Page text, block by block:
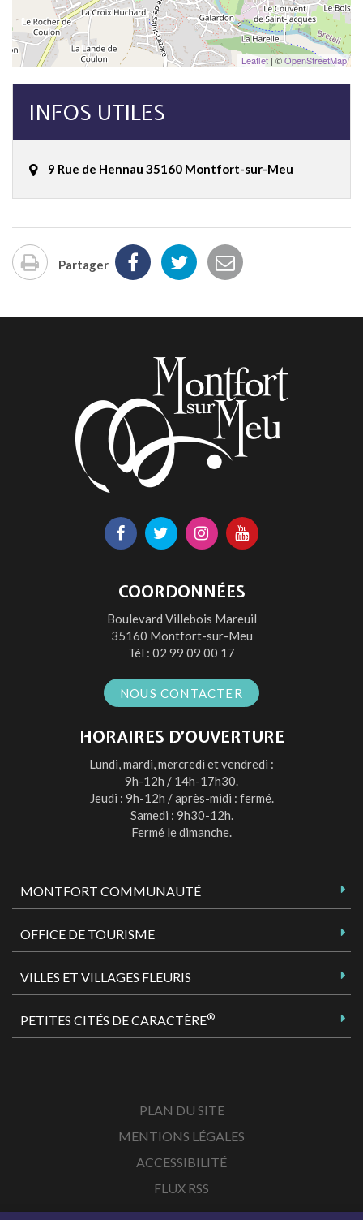
Leaflet| ©OpenStreetMap
INFOS UTILES
9 Rue de Hennau 35160 Montfort-sur-Meu
Imprimer
Partager
Lien
le
compte
Facebook
Lien
le
compte
Twitter
Lien
le
compte
Instagram
Lien
la
chaîne
Youtube
COORDONNÉES
Boulevard Villebois Mareuil
35160 Montfort-sur-Meu
Tél : 02 99 09 00 17
NOUS CONTACTER
HORAIRES D’OUVERTURE
Lundi, mardi, mercredi et vendredi :
9h-12h / 14h-17h30.
Jeudi : 9h-12h / après-midi : fermé.
Samedi : 9h30-12h.
Fermé le dimanche.
MONTFORT COMMUNAUTÉ
OFFICE DE TOURISME
VILLES ET VILLAGES FLEURIS
PETITES CITÉS DE CARACTÈRE®
PLAN DU SITE
MENTIONS LÉGALES
ACCESSIBILITÉ
FLUX RSS